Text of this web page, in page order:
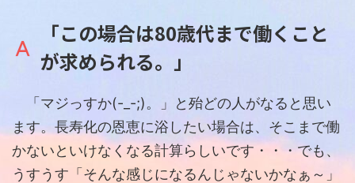
「この場合は80歳代まで働くこと
が求められる。」
「マジっすか(-_-;)。」と殆どの人がなると思い
ます。長寿化の恩恵に浴したい場合は、そこまで働
かないといけなくなる計算らしいです・・・でも、
うすうす「そんな感じになるんじゃないかなぁ～」